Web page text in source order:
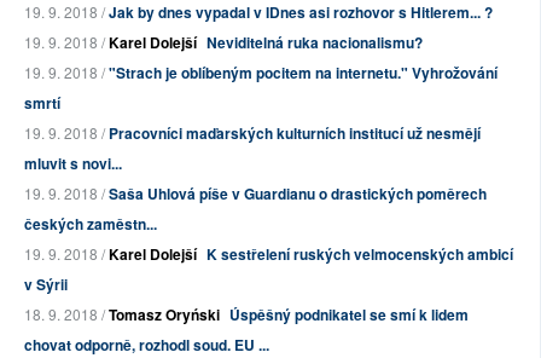
19. 9. 2018 /Jak by dnes vypadal v IDnes asi rozhovor s Hitlerem... ?
19. 9. 2018 /Karel Dolejší Neviditelná ruka nacionalismu?
19. 9. 2018 /"Strach je oblíbeným pocitem na internetu." Vyhrožování
smrtí
19. 9. 2018 /Pracovníci maďarských kulturních institucí už nesmějí
mluvit s novi...
19. 9. 2018 /Saša Uhlová píše v Guardianu o drastických poměrech
českých zaměstn...
19. 9. 2018 /Karel Dolejší K sestřelení ruských velmocenských ambicí
v Sýrii
18. 9. 2018 /Tomasz Oryński Úspěšný podnikatel se smí k lidem
chovat odporně, rozhodl soud. EU ...